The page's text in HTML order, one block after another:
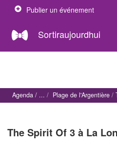
Publier un événement
Sortiraujourdhui
Agenda Plage de l'Argentière
The Spirit Of 3 à La